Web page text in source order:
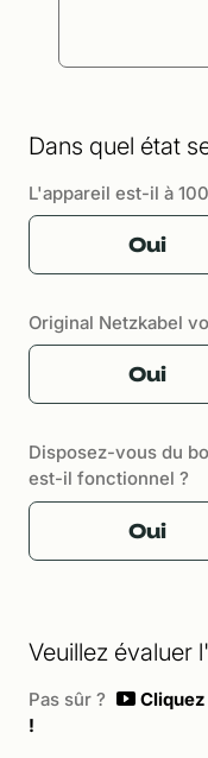
Dans quel état
L'appareil est-il à
Oui
Original Netzkabel
Oui
Disposez-vous du
est-il fonctionnel ?
Oui
Veuillez évaluer
Pas sûr ?
!